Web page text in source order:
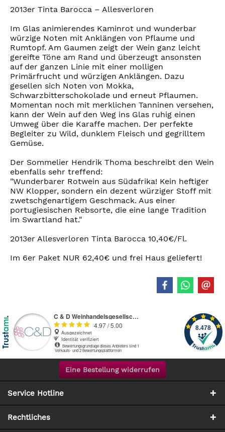
2013er Tinta Barocca – Allesverloren
Im Glas animierendes Kaminrot und wunderbar
würzige Noten mit Anklängen von Pflaume und
Rumtopf. Am Gaumen zeigt der Wein ganz leicht
gereifte Töne am Rand und überzeugt ansonsten
auf der ganzen Linie mit einer molligen
Primärfrucht und würzigen Anklängen. Dazu
gesellen sich Noten von Mokka,
Schwarzbitterschokolade und erneut Pflaumen.
Momentan noch mit merklichen Tanninen versehen,
kann der Wein auf den Weg ins Glas ruhig einen
Umweg über die Karaffe machen. Der perfekte
Begleiter zu Wild, dunklem Fleisch und gegrilltem
Gemüse.
Der Sommelier Hendrik Thoma beschreibt den Wein
ebenfalls sehr treffend:
"Wunderbarer Rotwein aus Südafrika! Kein heftiger
NW Klopper, sondern ein dezent würziger Stoff mit
zwetschgenartigem Geschmack. Aus einer
portugiesischen Rebsorte, die eine lange Tradition
im Swartland hat."
2013er Allesverloren Tinta Barocca 10,40€/Fl.
Im 6er Paket NUR 62,40€ und frei Haus geliefert!
Eine Bestellung widerrufen
Service Hotline
Rechtliches